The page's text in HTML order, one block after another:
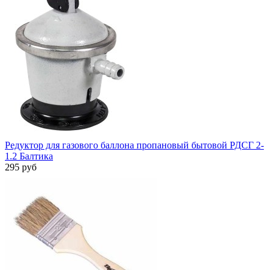
Редуктор для газового баллона пропановый бытовой РДСГ 2-
1.2 Балтика
295 руб